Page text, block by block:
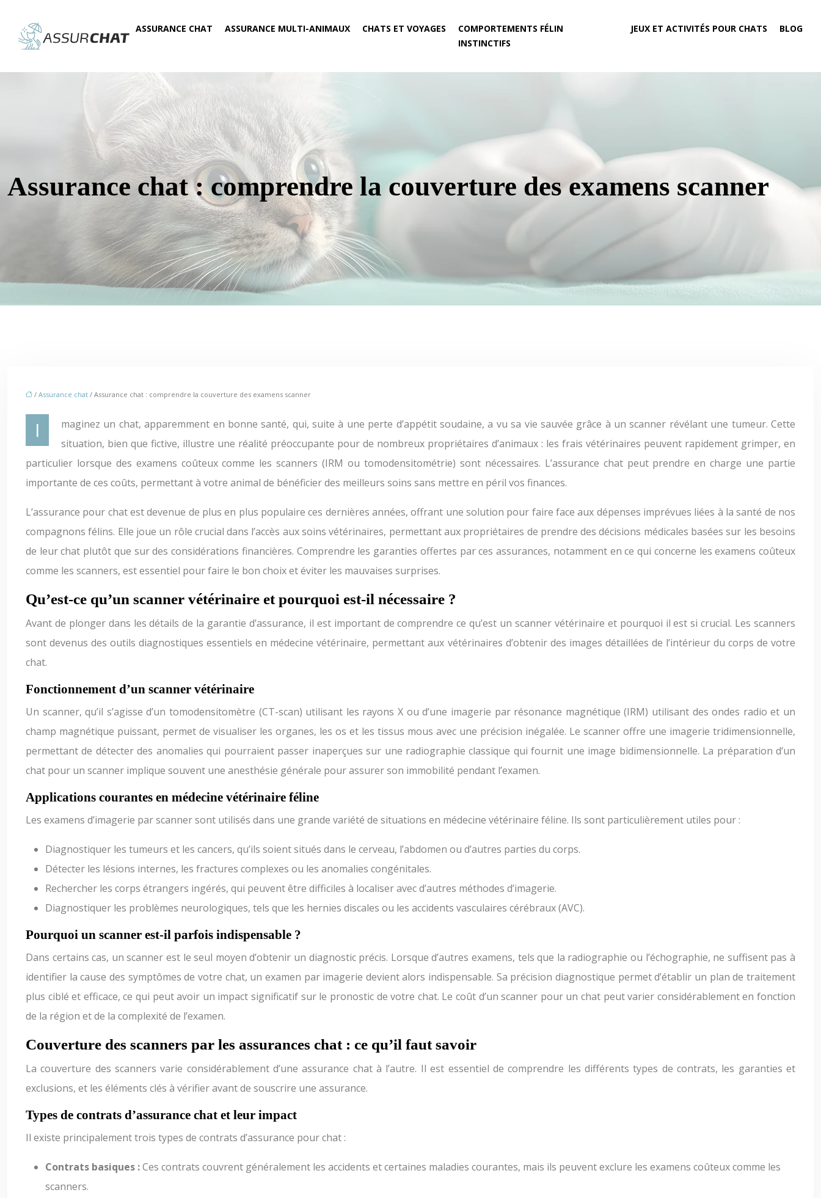
ASSURANCE CHAT ASSURANCE MULTI-ANIMAUX CHATS ET VOYAGES
COMPORTEMENTS FÉLIN
INSTINCTIFS
JEUX ET ACTIVITÉS POUR CHATS BLOG
Assurance chat : comprendre la couverture des examens scanner
/ Assurance chat / Assurance chat : comprendre la couverture des examens scanner
Imaginez un chat, apparemment en bonne santé, qui, suite à une perte d’appétit soudaine, a vu sa vie sauvée grâce à un scanner révélant une tumeur. Cette
situation, bien que fictive, illustre une réalité préoccupante pour de nombreux propriétaires d’animaux : les frais vétérinaires peuvent rapidement grimper, en
particulier lorsque des examens coûteux comme les scanners (IRM ou tomodensitométrie) sont nécessaires. L’assurance chat peut prendre en charge une partie
importante de ces coûts, permettant à votre animal de bénéficier des meilleurs soins sans mettre en péril vos finances.
L’assurance pour chat est devenue de plus en plus populaire ces dernières années, offrant une solution pour faire face aux dépenses imprévues liées à la santé de nos
compagnons félins. Elle joue un rôle crucial dans l’accès aux soins vétérinaires, permettant aux propriétaires de prendre des décisions médicales basées sur les besoins
de leur chat plutôt que sur des considérations financières. Comprendre les garanties offertes par ces assurances, notamment en ce qui concerne les examens coûteux
comme les scanners, est essentiel pour faire le bon choix et éviter les mauvaises surprises.
Qu’est-ce qu’un scanner vétérinaire et pourquoi est-il nécessaire ?
Avant de plonger dans les détails de la garantie d’assurance, il est important de comprendre ce qu’est un scanner vétérinaire et pourquoi il est si crucial. Les scanners
sont devenus des outils diagnostiques essentiels en médecine vétérinaire, permettant aux vétérinaires d’obtenir des images détaillées de l’intérieur du corps de votre
chat.
Fonctionnement d’un scanner vétérinaire
Un scanner, qu’il s’agisse d’un tomodensitomètre (CT-scan) utilisant les rayons X ou d’une imagerie par résonance magnétique (IRM) utilisant des ondes radio et un
champ magnétique puissant, permet de visualiser les organes, les os et les tissus mous avec une précision inégalée. Le scanner offre une imagerie tridimensionnelle,
permettant de détecter des anomalies qui pourraient passer inaperçues sur une radiographie classique qui fournit une image bidimensionnelle. La préparation d’un
chat pour un scanner implique souvent une anesthésie générale pour assurer son immobilité pendant l’examen.
Applications courantes en médecine vétérinaire féline
Les examens d’imagerie par scanner sont utilisés dans une grande variété de situations en médecine vétérinaire féline. Ils sont particulièrement utiles pour :
Diagnostiquer les tumeurs et les cancers, qu’ils soient situés dans le cerveau, l’abdomen ou d’autres parties du corps.
Détecter les lésions internes, les fractures complexes ou les anomalies congénitales.
Rechercher les corps étrangers ingérés, qui peuvent être difficiles à localiser avec d’autres méthodes d’imagerie.
Diagnostiquer les problèmes neurologiques, tels que les hernies discales ou les accidents vasculaires cérébraux (AVC).
Pourquoi un scanner est-il parfois indispensable ?
Dans certains cas, un scanner est le seul moyen d’obtenir un diagnostic précis. Lorsque d’autres examens, tels que la radiographie ou l’échographie, ne suffisent pas à
identifier la cause des symptômes de votre chat, un examen par imagerie devient alors indispensable. Sa précision diagnostique permet d’établir un plan de traitement
plus ciblé et efficace, ce qui peut avoir un impact significatif sur le pronostic de votre chat. Le coût d’un scanner pour un chat peut varier considérablement en fonction
de la région et de la complexité de l’examen.
Couverture des scanners par les assurances chat : ce qu’il faut savoir
La couverture des scanners varie considérablement d’une assurance chat à l’autre. Il est essentiel de comprendre les différents types de contrats, les garanties et
exclusions, et les éléments clés à vérifier avant de souscrire une assurance.
Types de contrats d’assurance chat et leur impact
Il existe principalement trois types de contrats d’assurance pour chat :
Contrats basiques :Ces contrats couvrent généralement les accidents et certaines maladies courantes, mais ils peuvent exclure les examens coûteux comme les
scanners.